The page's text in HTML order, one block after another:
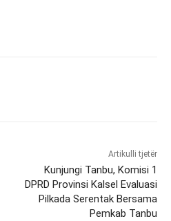
Artikulli tjetër
Kunjungi Tanbu, Komisi 1
DPRD Provinsi Kalsel Evaluasi
Pilkada Serentak Bersama
Pemkab Tanbu